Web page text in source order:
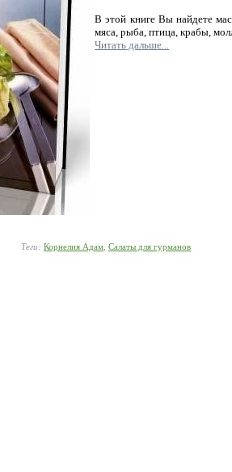
В этой книге Вы найдете
мяса, рыба, птица, крабы,
Читать дальше...
Теги: Корнелия Адам Салаты для гурманов